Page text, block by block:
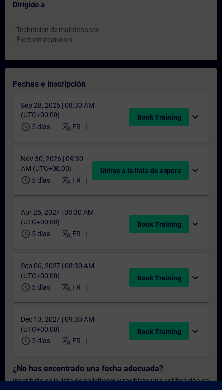
Dirigido a
- Technicien de maintenance
- Électromécanicien
Fechas e inscripción
Sep 28, 2026 | 08:30 AM
(UTC+00:00)
schedule 5 días translate FR
Book Training expand_more
Nov 30, 2026 | 09:30
AM (UTC+00:00)
schedule 5 días translate FR
Unirse a la lista de espera expand_more
Apr 26, 2027 | 08:30 AM
(UTC+00:00)
schedule 5 días translate FR
Book Training expand_more
Sep 06, 2027 | 08:30 AM
(UTC+00:00)
schedule 5 días translate FR
Book Training expand_more
Dec 13, 2027 | 09:30 AM
(UTC+00:00)
schedule 5 días translate FR
Book Training expand_more
¿No has encontrado una fecha adecuada?
Inscríbete en la lista de solicitudes y recibirás una notificación en